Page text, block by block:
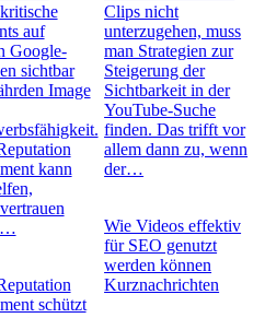
auf
Google-
sichtbar
Image
kann
schützt
Clips nicht
unterzugehen, muss
man Strategien zur
Steigerung der
Sichtbarkeit in der
YouTube-Suche
finden. Das trifft vor
allem dann zu, wenn
der…
Wie Videos effektiv
für SEO genutzt
werden können
Kurznachrichten